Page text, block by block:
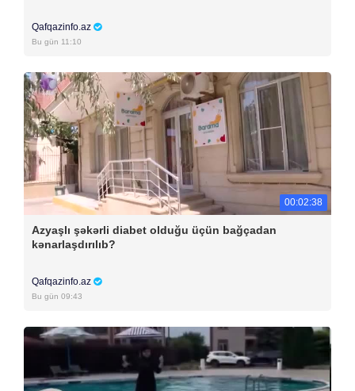
Qafqazinfo.az
Bu gün 11:10
00:02:38
Azyaşlı şəkərli diabet olduğu üçün bağçadan
kənarlaşdırılıb?
Qafqazinfo.az
Bu gün 09:43